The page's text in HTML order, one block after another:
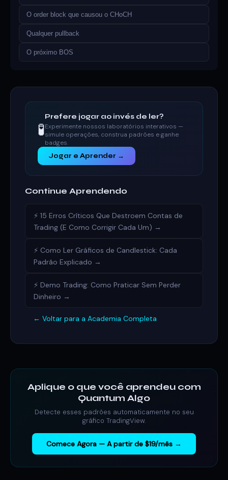
O order block que causou o CHoCH
Qualquer pullback
O próximo BOS
🧪
Prefere jogar ao invés de ler?
Experimente nossos laboratórios interativos —
simule operações, construa padrões e ganhe
badges.
Jogar e Aprender →
Continue Aprendendo
⚡ 15 Erros Críticos Que Destroem Contas de
Trading (E Como Corrigir Cada Um) →
⚡ Como Ler Gráficos de Candlestick: Cada
Padrão Explicado →
⚡ Demo Trading: Como Praticar Sem Perder
Dinheiro →
← Voltar para a Academia Completa
Aplique o que você aprendeu com
Quantum Algo
Detecte esses padrões automaticamente no seu
gráfico TradingView.
Comece Agora — A partir de $19/mês →